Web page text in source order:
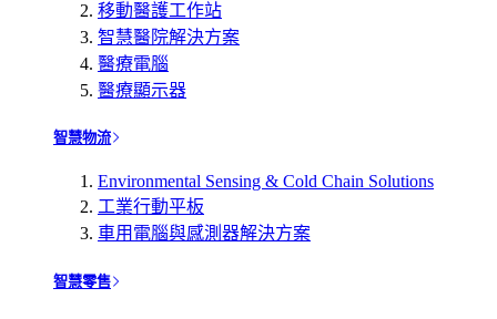
移動醫護工作站
智慧醫院解決方案
醫療電腦
醫療顯示器
智慧物流
Environmental Sensing & Cold Chain Solutions
工業行動平板
車用電腦與感測器解決方案
智慧零售